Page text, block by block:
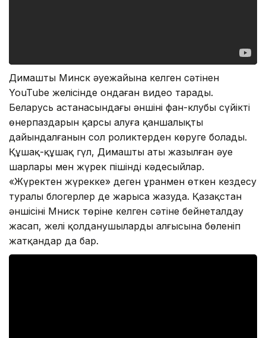
Димаштың Минск әуежайына келген сәтінен
YouTube желісінде ондаған видео тарады.
Беларусь астанасындағы әншінің фан-клубы сүйікті
өнерпаздарын қарсы алуға қаншалықты
дайындалғанын сол роликтерден көруге болады.
Құшақ-құшақ гүл, Димаштың аты жазылған әуе
шарлары мен жүрек пішінді кәдесыйлар.
«Жүректен жүрекке» деген ұранмен өткен кездесу
туралы блогерлер де жарыса жазуда. Қазақстан
әншісінің Мниск төріне келген сәтіне бейнеталдау
жасап, желі қолданушылардың алғысына бөленіп
жатқандар да бар.